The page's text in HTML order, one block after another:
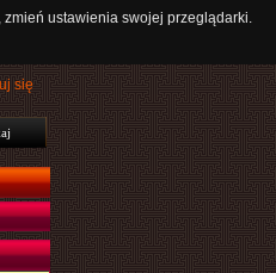
zmień ustawienia swojej przeglądarki.
się